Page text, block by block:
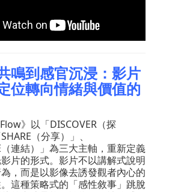
鳴到感官沉浸：影片
位轉向情緒與價值的
》以「DISCOVER（探
（分享）」、
（連結）」為三大主軸，重新定義
片的形式。影片不以講解式說明
，而是以影像去誘發觀者內心的
這種策略式的「感性敘事」跳脫